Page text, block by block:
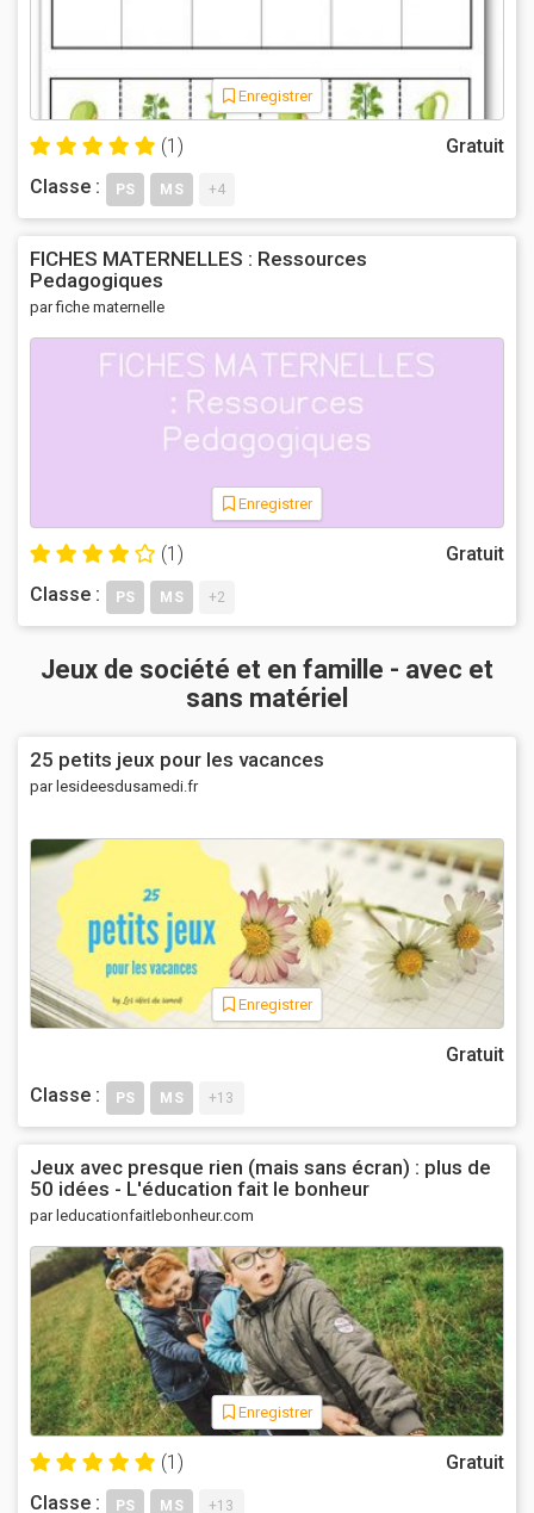
Enregistrer
(1)
Gratuit
Classe :
PS MS +4
FICHES MATERNELLES : Ressources
Pedagogiques
par fiche maternelle
Enregistrer
(1)
Gratuit
Classe :
PS MS +2
Jeux de société et en famille - avec et
sans matériel
25 petits jeux pour les vacances
par lesideesdusamedi.fr
Enregistrer
Gratuit
Classe :
PS MS +13
Jeux avec presque rien (mais sans écran) : plus de
50 idées - L'éducation fait le bonheur
par leducationfaitlebonheur.com
Enregistrer
(1)
Gratuit
Classe :
PS MS +13